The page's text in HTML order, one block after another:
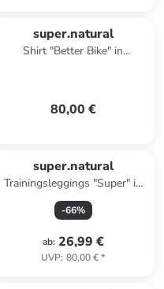
super.natural
Shirt "Better Bike" in
80,00 €
super.natural
Trainingsleggings "Super" in
Anthrazit
-66%
ab: 26,99 €
UVP: 80,00 €*